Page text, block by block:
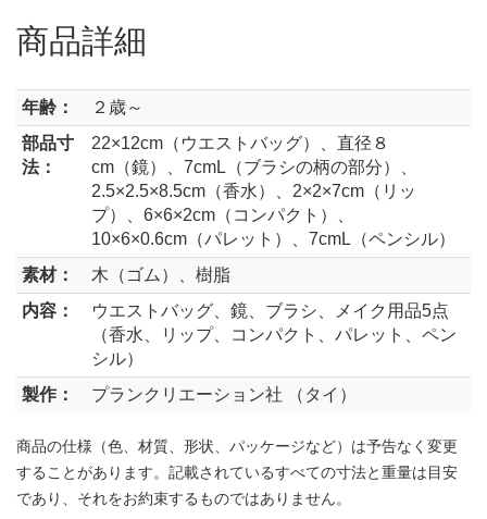
商品詳細
年齢：
２歳～
部品寸
法：
22×12cm（ウエストバッグ）、直径８
cm（鏡）、7cmL（ブラシの柄の部分）、
2.5×2.5×8.5cm（香水）、2×2×7cm（リッ
プ）、6×6×2cm（コンパクト）、
10×6×0.6cm（パレット）、7cmL（ペンシル）
素材：
木（ゴム）、樹脂
内容：
ウエストバッグ、鏡、ブラシ、メイク用品5点
（香水、リップ、コンパクト、パレット、ペン
シル）
製作：
プランクリエーション社 （タイ）
商品の仕様（色、材質、形状、パッケージなど）は予告なく変更
することがあります。記載されているすべての寸法と重量は目安
であり、それをお約束するものではありません。